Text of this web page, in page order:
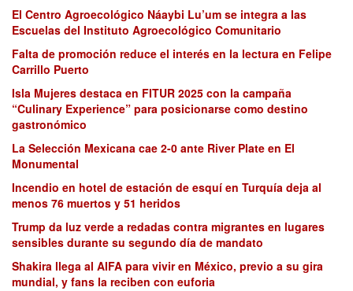
El Centro Agroecológico Náaybi Lu’um se integra a las
Escuelas del Instituto Agroecológico Comunitario
Falta de promoción reduce el interés en la lectura en Felipe
Carrillo Puerto
Isla Mujeres destaca en FITUR 2025 con la campaña
“Culinary Experience” para posicionarse como destino
gastronómico
La Selección Mexicana cae 2-0 ante River Plate en El
Monumental
Incendio en hotel de estación de esquí en Turquía deja al
menos 76 muertos y 51 heridos
Trump da luz verde a redadas contra migrantes en lugares
sensibles durante su segundo día de mandato
Shakira llega al AIFA para vivir en México, previo a su gira
mundial, y fans la reciben con euforia